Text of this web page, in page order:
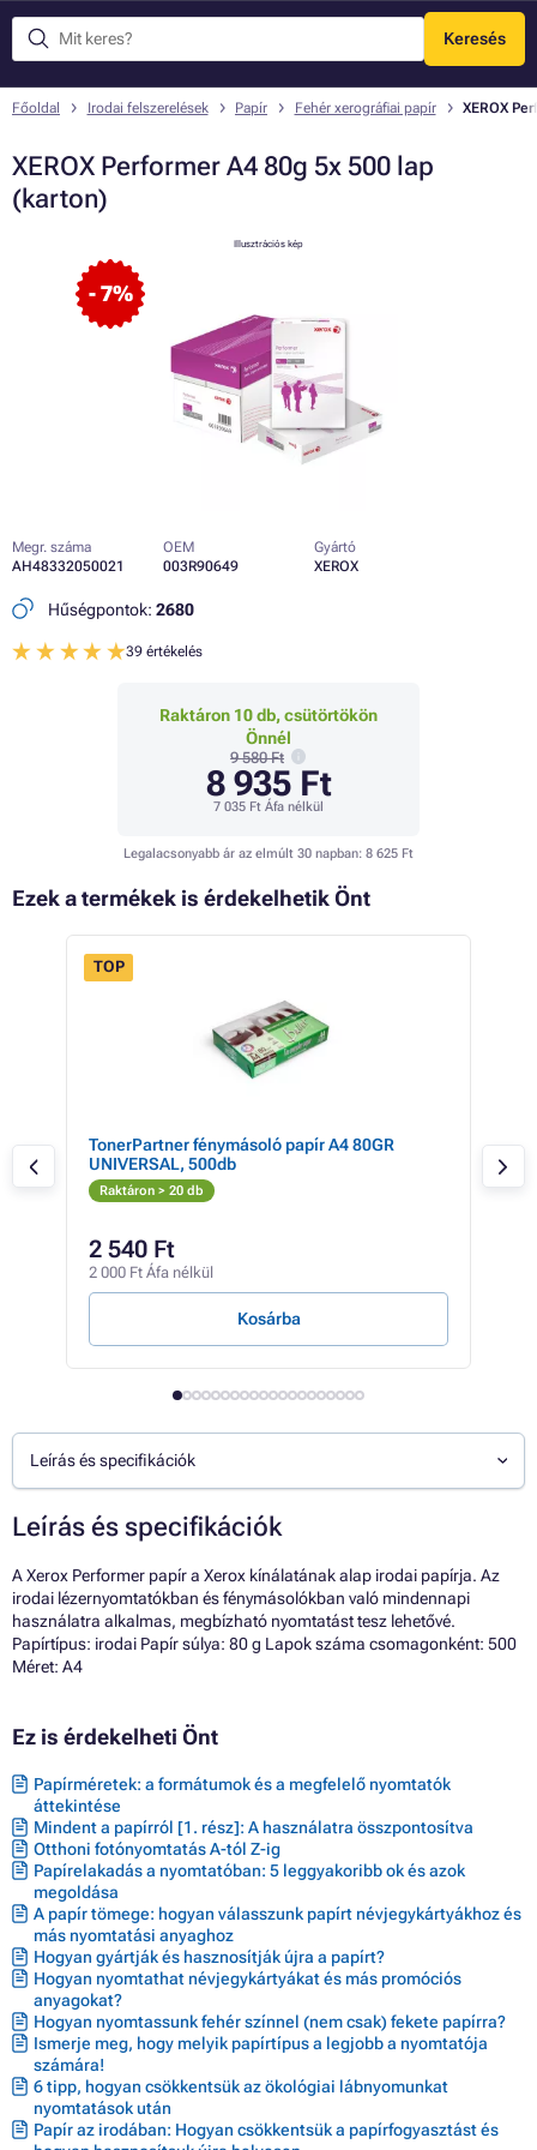
Keresés
Menü
Főoldal Irodai felszerelések Papír Fehér xerográfiai papír XEROX
XEROX Performer A4 80g 5x 500 lap
(karton)
- 7%
Illusztrációs kép
Megr. száma
AH48332050021
OEM
003R90649
Gyártó
XEROX
Hűségpontok: 2680
39 értékelés
Raktáron 10 db, csütörtökön
Önnél
9 580 Ft
8 935 Ft
7 035 Ft Áfa nélkül
Legalacsonyabb ár az elmúlt 30 napban: 8 625 Ft
Ezek a termékek is érdekelhetik Önt
TOP
TonerPartner fénymásoló papír A4 80GR
UNIVERSAL, 500db
Raktáron > 20 db
2 540 Ft
2 000 Ft Áfa nélkül
Kosárba
IQ
Leírás és specifikációk
Leírás és specifikációk
A Xerox Performer papír a Xerox kínálatának alap irodai papírja. Az
irodai lézernyomtatókban és fénymásolókban való mindennapi
használatra alkalmas, megbízható nyomtatást tesz lehetővé.
Papírtípus: irodai Papír súlya: 80 g Lapok száma csomagonként: 500
Méret: A4
Ez is érdekelheti Önt
Papírméretek: a formátumok és a megfelelő nyomtatók
áttekintése
Mindent a papírról [1. rész]: A használatra összpontosítva
Otthoni fotónyomtatás A-tól Z-ig
Papírelakadás a nyomtatóban: 5 leggyakoribb ok és azok
megoldása
A papír tömege: hogyan válasszunk papírt névjegykártyákhoz és
más nyomtatási anyaghoz
Hogyan gyártják és hasznosítják újra a papírt?
Hogyan nyomtathat névjegykártyákat és más promóciós
anyagokat?
Hogyan nyomtassunk fehér színnel (nem csak) fekete papírra?
Ismerje meg, hogy melyik papírtípus a legjobb a nyomtatója
számára!
6 tipp, hogyan csökkentsük az ökológiai lábnyomunkat
nyomtatások után
Papír az irodában: Hogyan csökkentsük a papírfogyasztást és